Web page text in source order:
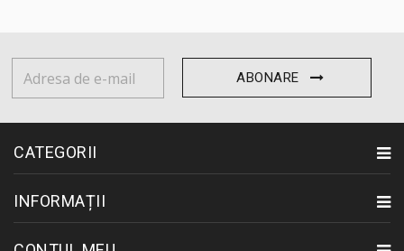
ABONARE
CATEGORII
INFORMAȚII